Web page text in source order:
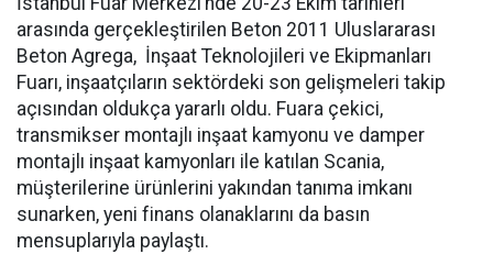
arasında gerçekleştirilen Beton 2011 Uluslararası
Beton Agrega, İnşaat Teknolojileri ve Ekipmanları
Fuarı, inşaatçıların sektördeki son gelişmeleri takip
açısından oldukça yararlı oldu. Fuara çekici,
transmikser montajlı inşaat kamyonu ve damper
montajlı inşaat kamyonları ile katılan Scania,
müşterilerine ürünlerini yakından tanıma imkanı
sunarken, yeni finans olanaklarını da basın
mensuplarıyla paylaştı.